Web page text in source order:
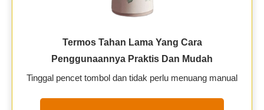
Termos Tahan Lama Yang Cara
Penggunaannya Praktis Dan Mudah
Tinggal pencet tombol dan tidak perlu menuang manual